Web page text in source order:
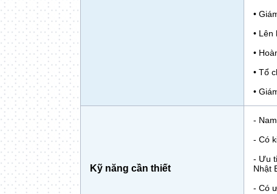
•
• Lên
•
• Tổ
•
Kỹ năng cần thiết
-
- Có
- Ưu
Nhật
- Có